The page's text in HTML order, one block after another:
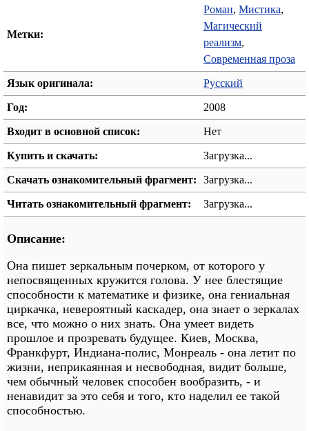
Метки:
Роман, Мистика,
Магический
реализм,
Современная проза
Язык оригинала: Русский
Год: 2008
Входит в основной список: Нет
Купить и скачать: Загрузка...
Скачать ознакомительный фрагмент: Загрузка...
Читать ознакомительный фрагмент: Загрузка...
Описание:
Она пишет зеркальным почерком, от которого у
непосвященных кружится голова. У нее блестящие
способности к математике и физике, она гениальная
циркачка, невероятный каскадер, она знает о зеркалах
все, что можно о них знать. Она умеет видеть
прошлое и прозревать будущее. Киев, Москва,
Франкфурт, Индиана-полис, Монреаль - она летит по
жизни, неприкаянная и несвободная, видит больше,
чем обычный человек способен вообразить, - и
ненавидит за это себя и того, кто наделил ее такой
способностью.